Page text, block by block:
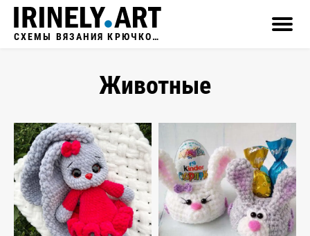
СХЕМЫ ВЯЗАНИЯ КРЮЧКОМ
Животные